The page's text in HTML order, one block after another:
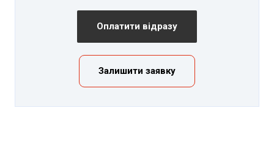
Оплатити відразу
Залишити заявку